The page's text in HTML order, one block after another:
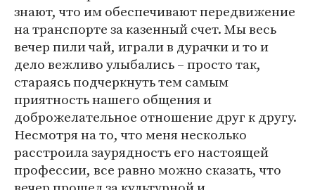
знают, что им обеспечивают передвижение
на транспорте за казенный счет. Мы весь
вечер пили чай, играли в дурачки и то и
дело вежливо улыбались – просто так,
стараясь подчеркнуть тем самым
приятность нашего общения и
доброжелательное отношение друг к другу.
Несмотря на то, что меня несколько
расстроила заурядность его настоящей
профессии, все равно можно сказать, что